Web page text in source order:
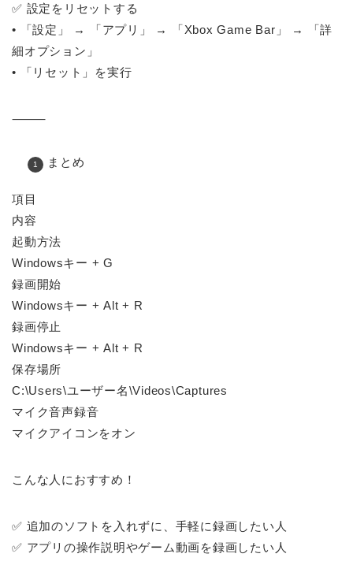
✅ 設定をリセットする
• 「設定」 → 「アプリ」 → 「Xbox Game Bar」 → 「詳
細オプション」
• 「リセット」を実行
⸻
まとめ
項目
内容
起動方法
Windowsキー + G
録画開始
Windowsキー + Alt + R
録画停止
Windowsキー + Alt + R
保存場所
C:\Users\ユーザー名\Videos\Captures
マイク音声録音
マイクアイコンをオン
こんな人におすすめ！
✅ 追加のソフトを入れずに、手軽に録画したい人
✅ アプリの操作説明やゲーム動画を録画したい人